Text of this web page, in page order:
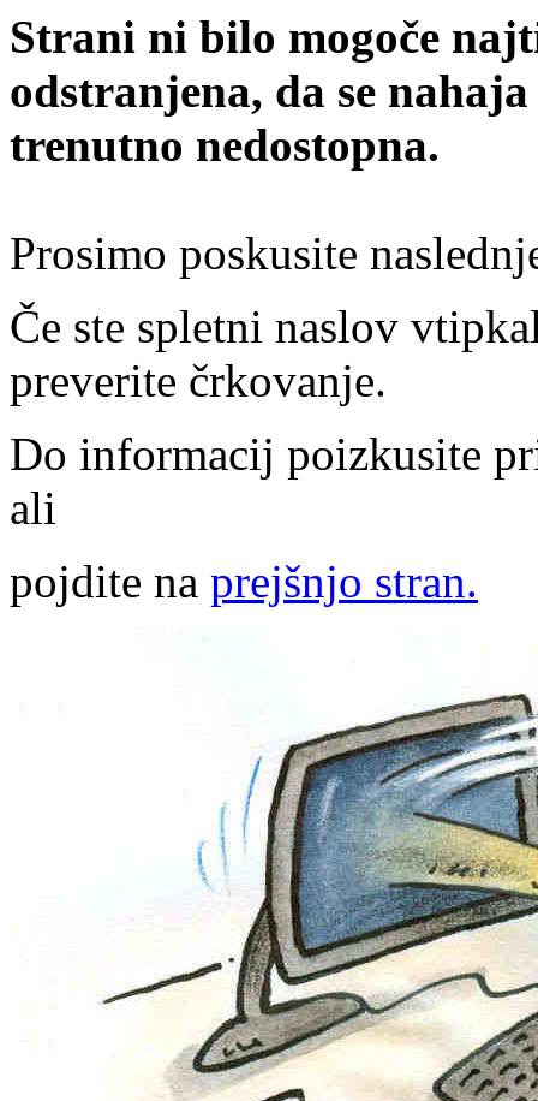
Strani ni bilo mogoče
odstranjena, da se
trenutno nedostopna.
Prosimo poskusite
Če ste spletni naslov
preverite črkovanje.
Do informacij poizkusite
ali
pojdite na prejšnjo stran.